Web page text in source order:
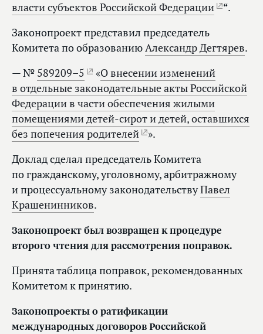
власти субъектов Российской Федерации
“.
Законопроект представил председатель
Комитета по образованиюАлександр Дегтярев.
— № 589209–5 «О внесении изменений
в отдельные законодательные акты Российской
Федерации в части обеспечения жилыми
помещениями детей-сирот и детей, оставшихся
без попечения родителей
».
Доклад сделал председатель Комитета
по гражданскому, уголовному, арбитражному
и процессуальному законодательствуПавел
Крашенинников.
Законопроект был возвращен к процедуре
второго чтения для рассмотрения поправок.
Принята таблица поправок, рекомендованных
Комитетом к принятию.
Законопроекты о ратификации
международных договоров Российской